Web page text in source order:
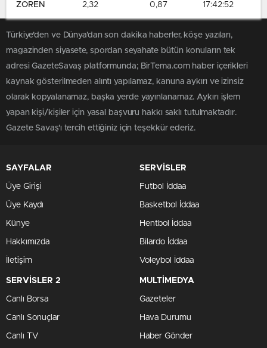
ZOREN 2,32 0,87 17:42:52
Türkiye'den ve Dünya’dan son dakika haberler, köşe yazıları,
magazinden siyasete, spordan seyahate bütün konuların tek
adresi GazeteSavaş platformunda; BirTema.com haber içerikleri
kaynak gösterilmeden alıntı yapılamaz, kanuna aykırı ve izinsiz
olarak kopyalanamaz, başka yerde yayınlanamaz. Aykırı işlem
yapan kişi/kişiler için yasal başvuru hakkı saklı tutulmaktadır.
Gazete Savaş'ı tercih ettiğiniz için teşekkür ederiz.
SAYFALAR
Üye Girişi
Üye Kaydı
Künye
Hakkımızda
İletişim
SERVİSLER
Futbol İddaa
Basketbol İddaa
Hentbol İddaa
Bilardo İddaa
Voleybol İddaa
SERVİSLER 2
Canlı Borsa
Canlı Sonuçlar
Canlı TV
MULTİMEDYA
Gazeteler
Hava Durumu
Haber Gönder